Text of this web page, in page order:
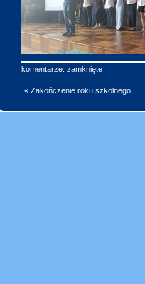
komentarze: zamknięte
« Zakończenie roku szkolnego